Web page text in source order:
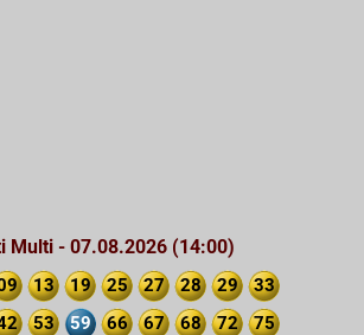
Multi - 07.08.2026 (14:00)
13 19 25 27 28 29
33
53 59 66 67 68 72 75